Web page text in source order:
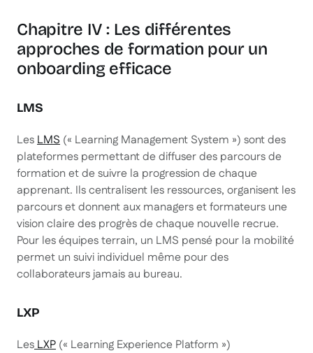
Chapitre IV : Les différentes
approches de formation pour un
onboarding efficace
LMS
LesLMS (« Learning Management System ») sont des
plateformes permettant de diffuser des parcours de
formation et de suivre la progression de chaque
apprenant. Ils centralisent les ressources, organisent les
parcours et donnent aux managers et formateurs une
vision claire des progrès de chaque nouvelle recrue.
Pour les équipes terrain, un LMS pensé pour la mobilité
permet un suivi individuel même pour des
collaborateurs jamais au bureau.
LXP
LesLXP (« Learning Experience Platform »)